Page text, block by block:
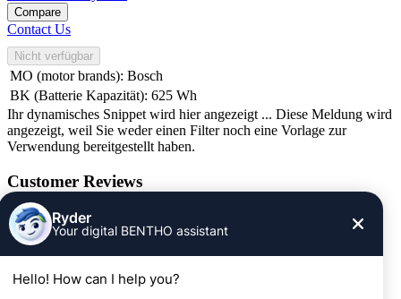
Compare
Contact Us
Nicht verfügbar
MO (motor brands): Bosch
BK (Batterie Kapazität): 625 Wh
Ihr dynamisches Snippet wird hier angezeigt ... Diese Meldung wird
angezeigt, weil Sie weder einen Filter noch eine Vorlage zur
Verwendung bereitgestellt haben.
Customer Reviews
Informationen
Impressum
AGB
Widerrufsrecht